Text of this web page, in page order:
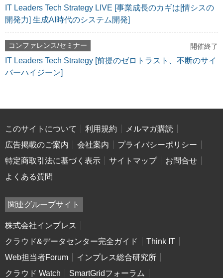
IT Leaders Tech Strategy LIVE [事業成長のカギは[情シスの
開発力] 生成AI時代のシステム開発]
コンファレンス/セミナー 開催終了
IT Leaders Tech Strategy [前提のゼロトラスト、不断のサイ
バーハイジーン]
このサイトについて 利用規約
メルマガ購読
広告掲載のご案内
会社案内
プライバシーポリシー
特定商取引法に基づく表示
サイトマップ
お問合せ
よくある質問
関連グループサイト
株式会社インプレス
クラウド&データセンター完全ガイド
Think IT
Web担当者Forum
インプレス総合研究所
クラウド Watch
SmartGridフォーラム